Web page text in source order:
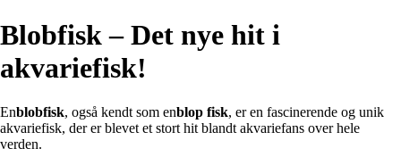
Blobfisk – Det nye hit i
akvariefisk!
Enblobfisk, også kendt som enblop fisk, er en fascinerende og unik
akvariefisk, der er blevet et stort hit blandt akvariefans over hele
verden.